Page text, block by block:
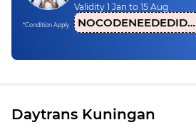
*Condition Apply
Validity 1 Jan to 15 Aug
NOCODENEEDEDIDN1
Daytrans Kuningan